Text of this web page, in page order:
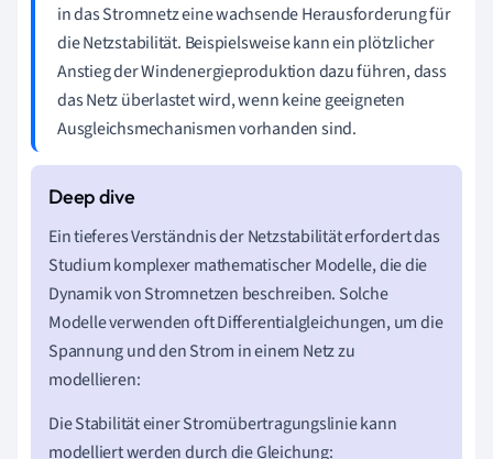
in das Stromnetz eine wachsende Herausforderung für
die Netzstabilität. Beispielsweise kann ein plötzlicher
Anstieg der Windenergieproduktion dazu führen, dass
das Netz überlastet wird, wenn keine geeigneten
Ausgleichsmechanismen vorhanden sind.
Ein tieferes Verständnis der Netzstabilität erfordert das
Studium komplexer mathematischer Modelle, die die
Dynamik von Stromnetzen beschreiben. Solche
Modelle verwenden oft Differentialgleichungen, um die
Spannung und den Strom in einem Netz zu
modellieren:
Die Stabilität einer Stromübertragungslinie kann
modelliert werden durch die Gleichung: